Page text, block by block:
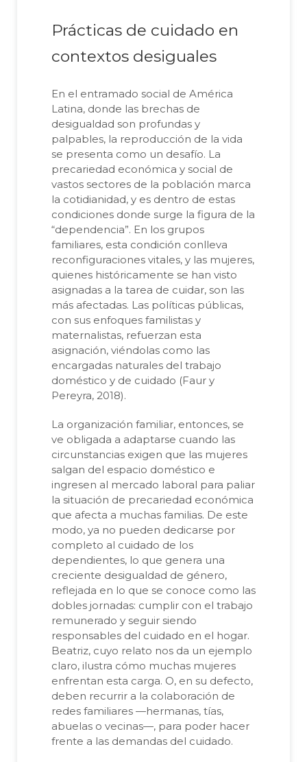
Prácticas de cuidado en
contextos desiguales
En el entramado social de América
Latina, donde las brechas de
desigualdad son profundas y
palpables, la reproducción de la vida
se presenta como un desafío. La
precariedad económica y social de
vastos sectores de la población marca
la cotidianidad, y es dentro de estas
condiciones donde surge la figura de la
“dependencia”. En los grupos
familiares, esta condición conlleva
reconfiguraciones vitales, y las mujeres,
quienes históricamente se han visto
asignadas a la tarea de cuidar, son las
más afectadas. Las políticas públicas,
con sus enfoques familistas y
maternalistas, refuerzan esta
asignación, viéndolas como las
encargadas naturales del trabajo
doméstico y de cuidado (Faur y
Pereyra, 2018).
La organización familiar, entonces, se
ve obligada a adaptarse cuando las
circunstancias exigen que las mujeres
salgan del espacio doméstico e
ingresen al mercado laboral para paliar
la situación de precariedad económica
que afecta a muchas familias. De este
modo, ya no pueden dedicarse por
completo al cuidado de los
dependientes, lo que genera una
creciente desigualdad de género,
reflejada en lo que se conoce como las
dobles jornadas: cumplir con el trabajo
remunerado y seguir siendo
responsables del cuidado en el hogar.
Beatriz, cuyo relato nos da un ejemplo
claro, ilustra cómo muchas mujeres
enfrentan esta carga. O, en su defecto,
deben recurrir a la colaboración de
redes familiares —hermanas, tías,
abuelas o vecinas—, para poder hacer
frente a las demandas del cuidado.